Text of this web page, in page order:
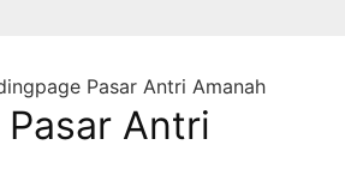
Pasar Antri Amanah
Antri